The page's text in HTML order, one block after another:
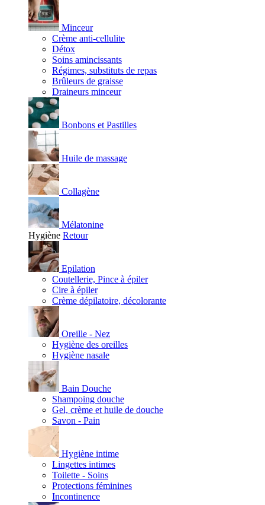
Minceur
Crème anti-cellulite
Détox
Soins amincissants
Régimes, substituts de repas
Brûleurs de graisse
Draineurs minceur
Bonbons et Pastilles
Huile de massage
Collagène
Mélatonine
Hygiène Retour
Epilation
Coutellerie, Pince à épiler
Cire à épiler
Crème dépilatoire, décolorante
Oreille - Nez
Hygiène des oreilles
Hygiène nasale
Bain Douche
Shampoing douche
Gel, crème et huile de douche
Savon - Pain
Hygiène intime
Lingettes intimes
Toilette - Soins
Protections féminines
Incontinence